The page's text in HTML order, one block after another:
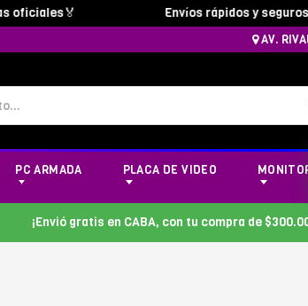
Envíos rápidos y seguros
AV.
PC ARMADA PLACA DE VIDEO
¡Envió gratis en CABA, con tu compra de